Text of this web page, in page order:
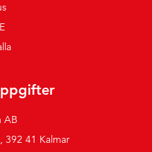
AB
392 41 Kalmar